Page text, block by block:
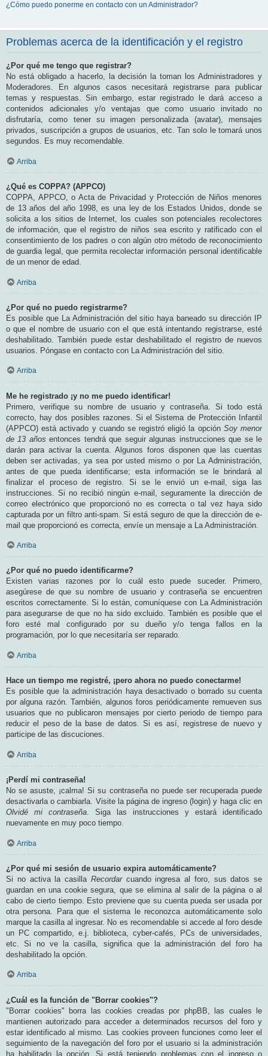
¿Cómo puedo ponerme en contacto con un Administrador?
Problemas acerca de la identificación y el registro
¿Por qué me tengo que registrar?
No está obligado a hacerlo, la decisión la toman los Administradores y
Moderadores. En algunos casos necesitará registrarse para publicar
temas y respuestas. Sin embargo, estar registrado le dará acceso a
contenidos adicionales y/o ventajas que como usuario invitado no
disfrutaría, como tener su imagen personalizada (avatar), mensajes
privados, suscripción a grupos de usuarios, etc. Tan solo le tomará unos
segundos. Es muy recomendable.
Arriba
¿Qué es COPPA? (APPCO)
COPPA, APPCO, o Acta de Privacidad y Protección de Niños menores
de 13 años del año 1998, es una ley de los Estados Unidos, donde se
solicita a los sitios de Internet, los cuales son potenciales recolectores
de información, que el registro de niños sea escrito y ratificado con el
consentimiento de los padres o con algún otro método de reconocimiento
de guardia legal, que permita recolectar información personal identificable
de un menor de edad.
Arriba
¿Por qué no puedo registrarme?
Es posible que La Administración del sitio haya baneado su dirección IP
o que el nombre de usuario con el que está intentando registrarse, esté
deshabilitado. También puede estar deshabilitado el registro de nuevos
usuarios. Póngase en contacto con La Administración del sitio.
Arriba
Me he registrado ¡y no me puedo identificar!
Primero, verifique su nombre de usuario y contraseña. Si todo está
correcto, hay dos posibles razones. Si el Sistema de Protección Infantil
(APPCO) está activado y cuando se registró eligió la opción Soy menor
de 13 años entonces tendrá que seguir algunas instrucciones que se le
darán para activar la cuenta. Algunos foros disponen que las cuentas
deben ser activadas, ya sea por usted mismo o por La Administración,
antes de que pueda identificarse; esta información se le brindará al
finalizar el proceso de registro. Si se le envió un e-mail, siga las
instrucciones. Si no recibió ningún e-mail, seguramente la dirección de
correo electrónico que proporcionó no es correcta o tal vez haya sido
capturada por un filtro anti-spam. Si está seguro de que la dirección de e-
mail que proporcionó es correcta, envíe un mensaje a La Administración.
Arriba
¿Por qué no puedo identificarme?
Existen varias razones por lo cuál esto puede suceder. Primero,
asegúrese de que su nombre de usuario y contraseña se encuentren
escritos correctamente. Si lo están, comuníquese con La Administración
para asegurarse de que no ha sido excluido. También es posible que el
foro esté mal configurado por su dueño y/o tenga fallos en la
programación, por lo que necesitaría ser reparado.
Arriba
Hace un tiempo me registré, ¡pero ahora no puedo conectarme!
Es posible que la administración haya desactivado o borrado su cuenta
por alguna razón. También, algunos foros periódicamente remueven sus
usuarios que no publicaron mensajes por cierto periodo de tiempo para
reducir el peso de la base de datos. Si es así, registrese de nuevo y
participe de las discuciones.
Arriba
¡Perdí mi contraseña!
No se asuste, ¡calma! Si su contraseña no puede ser recuperada puede
desactivarla o cambiarla. Visite la página de ingreso (login) y haga clic en
Olvidé mi contraseña. Siga las instrucciones y estará identificado
nuevamente en muy poco tiempo.
Arriba
¿Por qué mi sesión de usuario expira automáticamente?
Si no activa la casilla Recordarcuando ingresa al foro, sus datos se
guardan en una cookie segura, que se elimina al salir de la página o al
cabo de cierto tiempo. Esto previene que su cuenta pueda ser usada por
otra persona. Para que el sistema le reconozca automáticamente solo
marque la casilla al ingresar. No es recomendable si accede al foro desde
un PC compartido, e.j. biblioteca, cyber-cafés, PCs de universidades,
etc. Si no ve la casilla, significa que la administración del foro ha
deshabilitado la opción.
Arriba
¿Cuál es la función de "Borrar cookies"?
"Borrar cookies" borra las cookies creadas por phpBB, las cuales le
mantienen autorizado para acceder a determinados recursos del foro y
estar identificado al mismo. Las cookies proveen funciones como leer el
seguimiento de la navegación del foro por el usuario si la administración
ha habilitado la opción. Si está teniendo problemas con el ingreso o